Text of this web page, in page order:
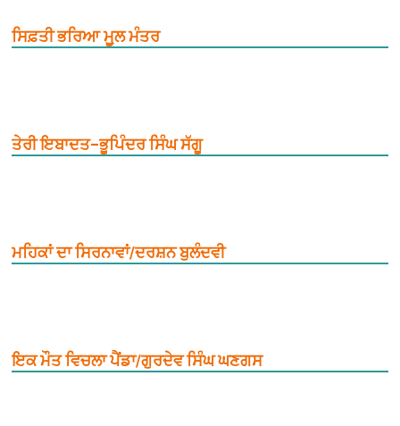
ਸਿਫ਼ਤੀ ਭਰਿਆ ਮੂ਼ਲ ਮੰਤਰ
ਤੇਰੀ ਇਬਾਦਤ–ਭੂਪਿੰਦਰ ਸਿੰਘ ਸੱਗੂ
ਮਹਿਕਾਂ ਦਾ ਸਿਰਨਾਵਾਂ/ਦਰਸ਼ਨ ਬੁਲੰਦਵੀ
ਇਕ ਮੌਤ ਵਿਚਲਾ ਪੈਂਡਾ/ਗੁਰਦੇਵ ਸਿੰਘ ਘਣਗਸ